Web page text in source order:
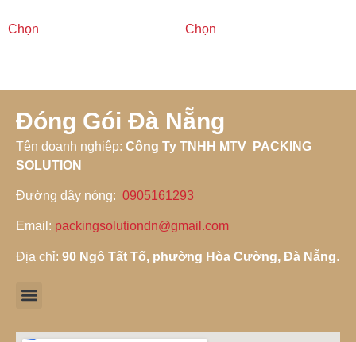
Chọn Chọn
Đóng Gói Đà Nẵng
Tên doanh nghiệp: Công Ty TNHH MTV PACKING
SOLUTION
Đường dây nóng: 0905161293
Email: packingsolutiondn@gmail.com
Địa chỉ: 90 Ngô Tất Tố, phường Hòa Cường, Đà Nẵng.